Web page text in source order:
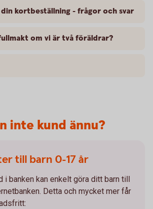
kortbeställning - frågor och svar
om vi är två föräldrar?
inte kund ännu?
till barn 0-17 år
i banken kan enkelt göra ditt barn till
Detta och mycket mer får